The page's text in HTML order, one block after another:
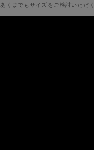
あくまでもサイズをご検討いただ